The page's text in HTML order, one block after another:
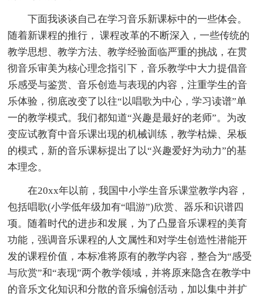
下面我谈谈自己在学习音乐新课标中的一些体会。
随着新课程的推行， 课程改革的不断深入，一些传统的
教学思想、教学方法、教学经验面临严重的挑战，在贯
彻音乐审美为核心理念指引下，音乐教学中大力提倡音
乐感受与鉴赏、音乐创造与表现的内容，注重学生的音
乐体验，彻底改变了以往“以唱歌为中心，学习读谱”单
一的教学模式。我们都知道“兴趣是最好的老师”。为改
变应试教育中音乐课出现的机械训练，教学枯燥、呆板
的模式，新的音乐课标提出了以“兴趣爱好为动力”的基
本理念。
在20xx年以前，我国中小学生音乐课堂教学内容，
包括唱歌(小学低年级加有“唱游”)欣赏、器乐和识谱四
项。随着时代的进步和发展，为了凸显音乐课程的美育
功能，强调音乐课程的人文属性和对学生创造性潜能开
发的课程价值，本标准将原有的教学内容，整合为“感受
与欣赏”和“表现”两个教学领域，并将原来隐含在教学中
的音乐文化知识和分散的音乐编创活动，加以集中并扩